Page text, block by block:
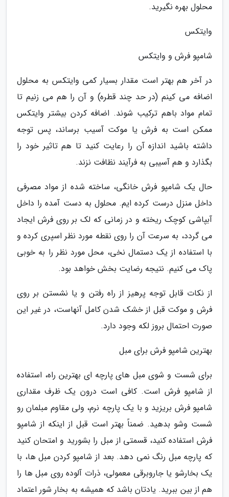
محلول بهره نگیرید.
وایتکس
شامپو فرش و وایتکس
در آخر هم بهتر است مقدار بسیار کمی وایتکس به محلول
اضافه می کینم (در حد چند قطره) و آن را هم می زنیم تا
تمام مواد باهم ترکیب شوند. اضافه کردن بیشتر وایتکس
ممکن است به فرش یا موکت آسیب برساند، پس توجه
داشته باشید اندازه آن را رعایت کنید تا هم تاثیر خود را
بگذارد و هم آسیبی به فرآیند نظافت نزند.
حال یک شامپو فرش خانگی، ساخته شده از مواد مصرفی
داخل منزل درست کرده ایم. محلول به دست آمده را داخل
آبپاشی کوچک ریخته و در زمانی که لک بر روی فرش ایجاد
می گردد، به سرعت آن را روی نقطه مورد نظر اسپری کرده و
با استفاده از یک دستمال نخی، محل مورد نظر را به خوبی
پاک می کنیم. نتیجه رضایت بخش خواهد بود.
از نکات قابل توجه پرهیز از راه رفتن و یا نشستن بر روی
فرش و موکت قبل از خشک شدن کامل آنهاست، در غیر این
صورت احتمال بروز لکه وجود دارد.
بهترین شامپو فرش برای مبل
برای شست و شوی مبل های پارچه ای بهترین راه، استفاده
از شامپو فرش است. کافی است درون یک ظرف مقداری
شامپو فرش بریزید و با یک پارچه نرم، ولی مقاوم مبلمان رو
شست وشو بدهید. ضمناً بهتر است قبل از اینکه از شامپو
فرش استفاده کنید، قسمتی از مبل را بشورید و امتحان کنید
که پارچه مبل رنگ نمی دهد. بعد از شامپو کردن مبل ها، با
یک بخارشو یا جاروبرقی معمولی، ذرات آلوده روی مبل ها را
هم از بین ببرید. یادتان باشد که همیشه به بخار شور اعتماد